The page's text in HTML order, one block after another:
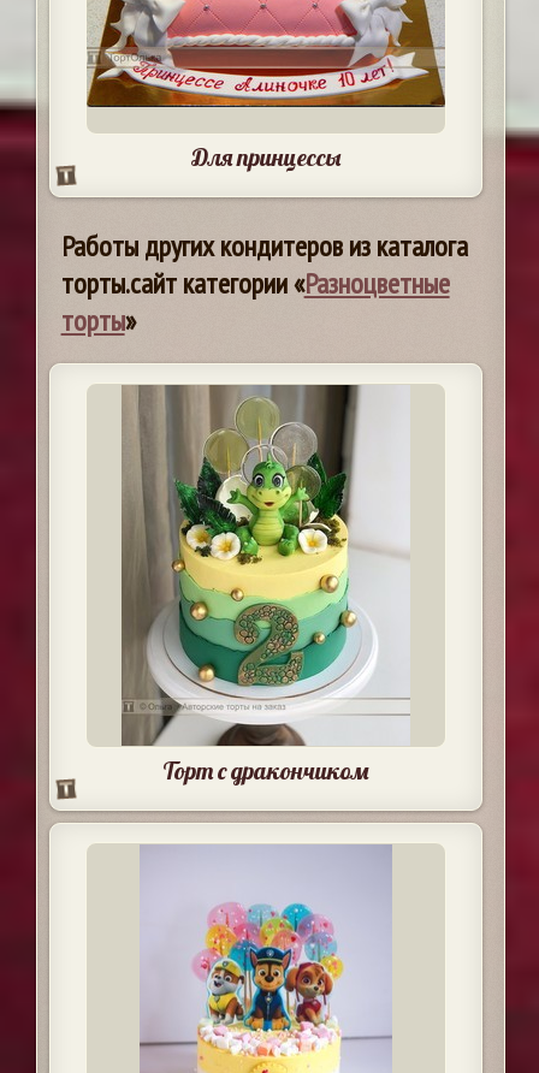
Для принцессы
Работы других кондитеров из каталога
торты.сайт категории «Разноцветные
торты»
Торт с дракончиком